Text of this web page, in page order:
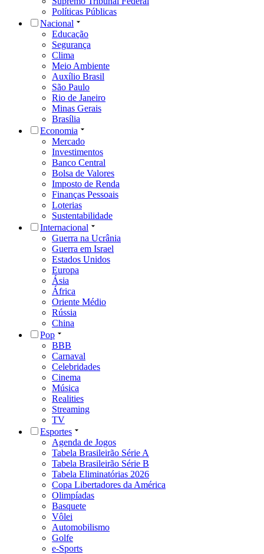
Políticas Públicas
Nacional
Educação
Segurança
Clima
Meio Ambiente
Auxílio Brasil
São Paulo
Rio de Janeiro
Minas Gerais
Brasília
Economia
Mercado
Investimentos
Banco Central
Bolsa de Valores
Imposto de Renda
Finanças Pessoais
Loterias
Sustentabilidade
Internacional
Guerra na Ucrânia
Guerra em Israel
Estados Unidos
Europa
Ásia
África
Oriente Médio
Rússia
China
Pop
BBB
Carnaval
Celebridades
Cinema
Música
Realities
Streaming
TV
Esportes
Agenda de Jogos
Tabela Brasileirão Série A
Tabela Brasileirão Série B
Tabela Eliminatórias 2026
Copa Libertadores da América
Olimpíadas
Basquete
Vôlei
Automobilismo
Golfe
e-Sports